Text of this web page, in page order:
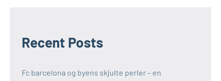
Recent Posts
Fc barcelona og byens skjulte perler – en